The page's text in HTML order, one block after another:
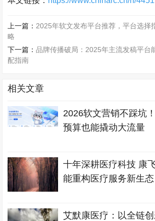
上一篇： 2025年软文发布平台推荐，平台选择
略
下一篇：品牌传播破局：2025年主流发稿平台
配指南
相关文章
2026软文营销不踩坑
预算也能撬动大流量
十年深耕医疗科技 康
能重构医疗服务新生态
艾默康医疗：以全链